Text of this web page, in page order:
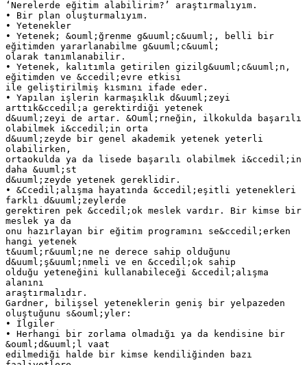
‘Nerelerde eğitim alabilirim?’ araştırmalıyım.
• Bir plan oluşturmalıyım.
• Yetenekler
• Yetenek; &ouml;ğrenme g&uuml;c&uuml;, belli bir
eğitimden yararlanabilme g&uuml;c&uuml;
olarak tanımlanabilir.
• Yetenek, kalıtımla getirilen gizilg&uuml;c&uuml;n,
eğitimden ve &ccedil;evre etkisi
ile geliştirilmiş kısmını ifade eder.
• Yapılan işlerin karmaşıklık d&uuml;zeyi
arttık&ccedil;a gerektirdiği yetenek
d&uuml;zeyi de artar. &Ouml;rneğin, ilkokulda başarılı
olabilmek i&ccedil;in orta
d&uuml;zeyde bir genel akademik yetenek yeterli
olabilirken,
ortaokulda ya da lisede başarılı olabilmek i&ccedil;in
daha &uuml;st
d&uuml;zeyde yetenek gereklidir.
• &Ccedil;alışma hayatında &ccedil;eşitli yetenekleri
farklı d&uuml;zeylerde
gerektiren pek &ccedil;ok meslek vardır. Bir kimse bir
meslek ya da
onu hazırlayan bir eğitim programını se&ccedil;erken
hangi yetenek
t&uuml;r&uuml;ne ne derece sahip olduğunu
d&uuml;ş&uuml;nmeli ve en &ccedil;ok sahip
olduğu yeteneğini kullanabileceği &ccedil;alışma
alanını
araştırmalıdır.
Gardner, bilişsel yeteneklerin geniş bir yelpazeden
oluştuğunu s&ouml;yler:
• İlgiler
• Herhangi bir zorlama olmadığı ya da kendisine bir
&ouml;d&uuml;l vaat
edilmediği halde bir kimse kendiliğinden bazı